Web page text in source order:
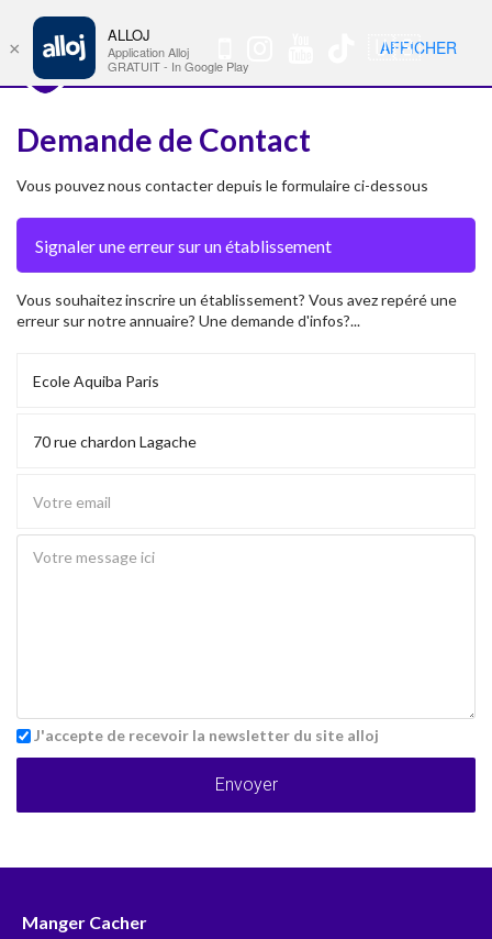
🇺🇸 Nav
Demande de Contact
Vous pouvez nous contacter depuis le formulaire ci-dessous
Vous souhaitez inscrire un établissement? Vous avez repéré une
erreur sur notre annuaire? Une demande d'infos?...
J'accepte de recevoir la newsletter du site alloj
Envoyer
Manger Cacher
×
ALLOJ
Application Alloj
GRATUIT - In Google Play
AFFICHER